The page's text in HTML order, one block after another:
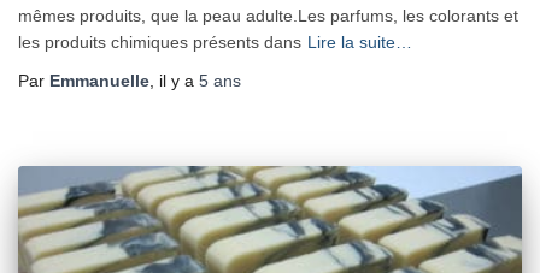
mêmes produits, que la peau adulte.Les parfums, les colorants et
les produits chimiques présents dans Lire la suite…
Par Emmanuelle , il y a 5 ans